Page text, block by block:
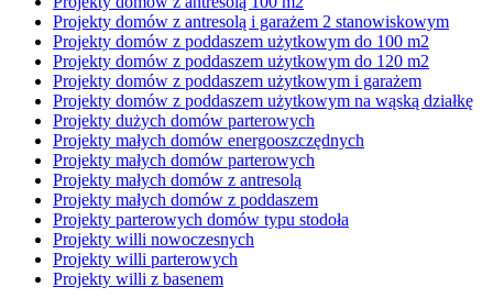
Projekty domów z antresolą i garażem 2 stanowiskowym
Projekty domów z poddaszem użytkowym do 100 m2
Projekty domów z poddaszem użytkowym do 120 m2
Projekty domów z poddaszem użytkowym i garażem
Projekty domów z poddaszem użytkowym na wąską działkę
Projekty dużych domów parterowych
Projekty małych domów energooszczędnych
Projekty małych domów parterowych
Projekty małych domów z antresolą
Projekty małych domów z poddaszem
Projekty parterowych domów typu stodoła
Projekty willi nowoczesnych
Projekty willi parterowych
Projekty willi z basenem